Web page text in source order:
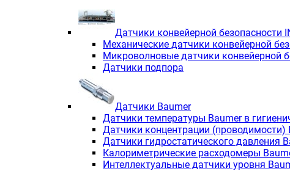
Датчики конвейерной безопасности
Механические датчики конвейерной
Микроволновые датчики конвейерной
Датчики подпора
Датчики Baumer
Датчики температуры Baumer в
Датчики концентрации (проводимости)
Датчики гидростатического давления
Калориметрические расходомеры
Интеллектуальные датчики уровня